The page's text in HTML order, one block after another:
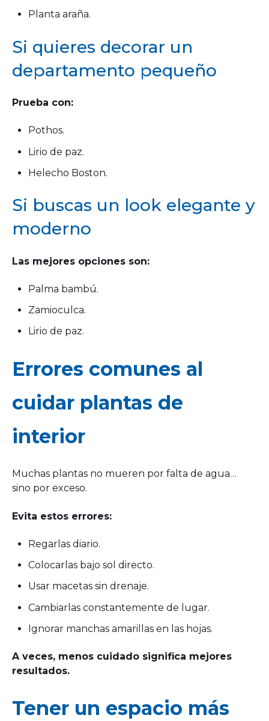
Planta araña.
Si quieres decorar un
departamento pequeño
Prueba con:
Pothos.
Lirio de paz.
Helecho Boston.
Si buscas un look elegante y
moderno
Las mejores opciones son:
Palma bambú.
Zamioculca.
Lirio de paz.
Errores comunes al
cuidar plantas de
interior
Muchas plantas no mueren por falta de agua…
sino por exceso.
Evita estos errores:
Regarlas diario.
Colocarlas bajo sol directo.
Usar macetas sin drenaje.
Cambiarlas constantemente de lugar.
Ignorar manchas amarillas en las hojas.
A veces, menos cuidado significa mejores
resultados.
Tener un espacio más